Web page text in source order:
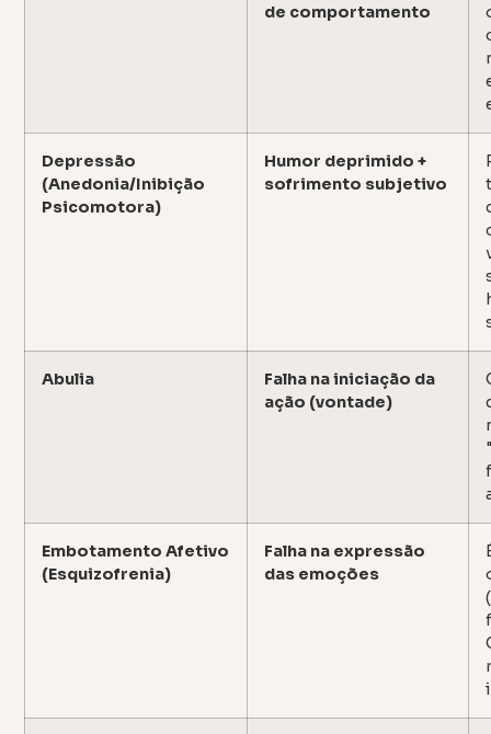
de comportamento
Depressão
(Anedonia/Inibição
Psicomotora)
Humor deprimido +
sofrimento subjetivo
Abulia
Falha na iniciação da
ação (vontade)
Embotamento Afetivo
(Esquizofrenia)
Falha na expressão
das emoções